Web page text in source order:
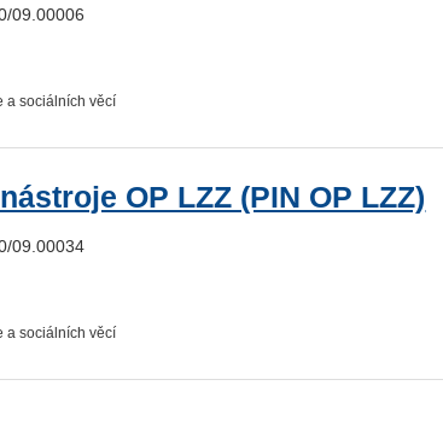
09.00006
a sociálních věcí
OP LZZ (PIN OP LZZ)
09.00034
a sociálních věcí